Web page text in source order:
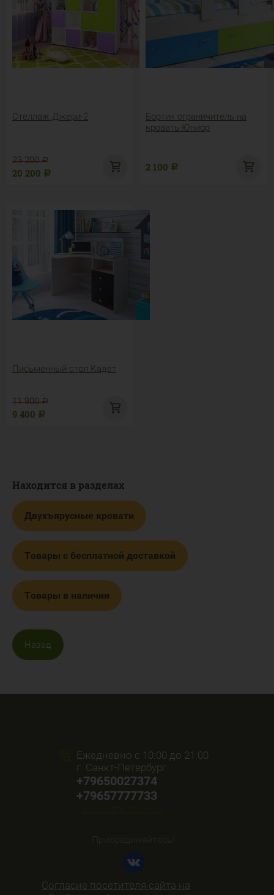
Стеллаж Джери-2
23 200 Р
20 200 Р
Бортик ограничитель на
кровать Юниор
2 100 Р
Письменный стол Кадет
11 900 Р
9 400 Р
Находится в разделах
Двухъярусные кровати
Товары с бесплатной доставкой
Товары в наличии
Назад
Ежедневно с 10:00 до 21:00
г. Санкт-Петербург
+79650027374
+79657777733
Согласие посетителя сайта на